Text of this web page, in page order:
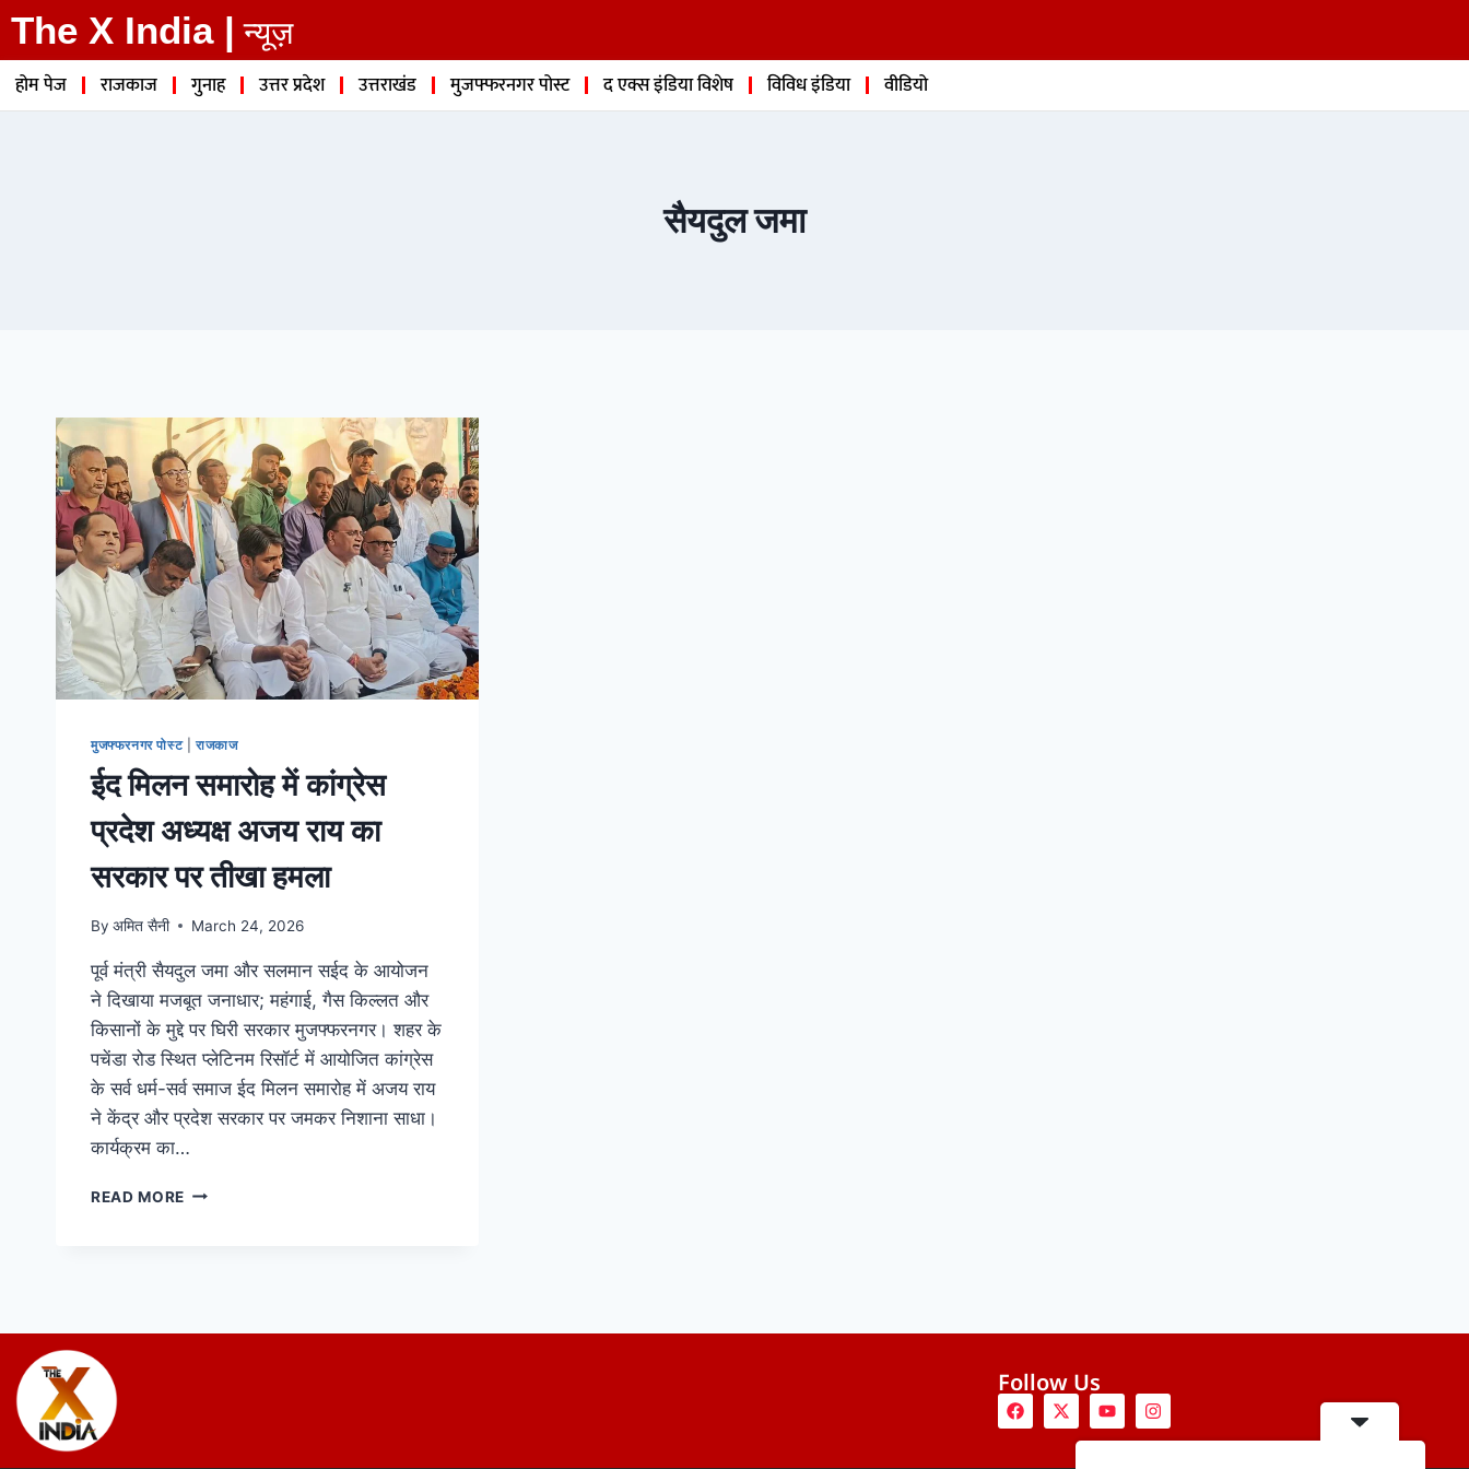
The X India | न्यूज़
होम पेज राजकाज गुनाह उत्तर प्रदेश उत्तराखंड मुजफ्फरनगर पोस्ट द एक्स इंडिया विशेष विविध इंडिया वीडियो
सैयदुल जमा
मुजफ्फरनगर पोस्ट| राजकाज
ईद मिलन समारोह में कांग्रेस
प्रदेश अध्यक्ष अजय राय का
सरकार पर तीखा हमला
By अमित सैनी March 24, 2026
पूर्व मंत्री सैयदुल जमा और सलमान सईद के आयोजन
ने दिखाया मजबूत जनाधार; महंगाई, गैस किल्लत और
किसानों के मुद्दे पर घिरी सरकार मुजफ्फरनगर। शहर के
पचेंडा रोड स्थित प्लेटिनम रिसॉर्ट में आयोजित कांग्रेस
के सर्व धर्म-सर्व समाज ईद मिलन समारोह में अजय राय
ने केंद्र और प्रदेश सरकार पर जमकर निशाना साधा।
कार्यक्रम का…
READ MORE
Follow Us